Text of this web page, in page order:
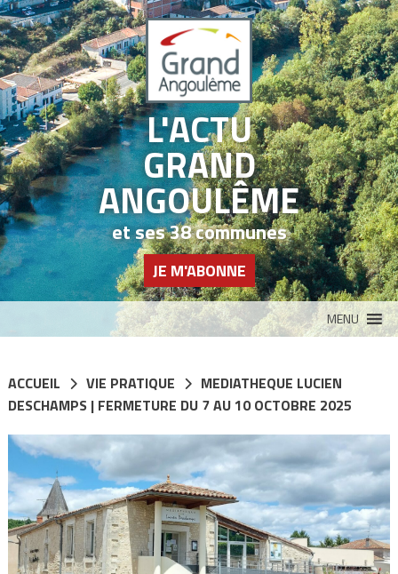
L'ACTU
GRAND
ANGOULÊME
et ses 38 communes
JE M'ABONNE
MENU
ACCUEIL VIE PRATIQUE
MEDIATHEQUE LUCIEN
DESCHAMPS | FERMETURE DU 7 AU 10 OCTOBRE 2025
Panneau de gestion des cookies